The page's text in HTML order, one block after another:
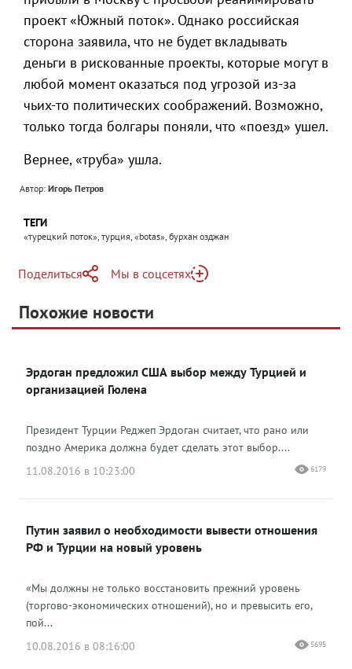
проект «Южный поток». Однако российская
сторона заявила, что не будет вкладывать
деньги в рискованные проекты, которые могут в
любой момент оказаться под угрозой из-за
чьих-то политических соображений. Возможно,
только тогда болгары поняли, что «поезд» ушел.
Вернее, «труба» ушла.
Автор: Игорь Петров
ТЕГИ
«турецкий поток», турция, «botas», бурхан озджан
Поделиться
Telegram
Одноклассники
Мы в соцсетях
Яндекс Дзен
Похожие новости
Эрдоган предложил США выбор между Турцией и
организацией Гюлена
Президент Турции Реджеп Эрдоган считает, что рано или
поздно Америка должна будет сделать этот выбор....
11.08.2016 в 10:23:00
6179
Путин заявил о необходимости вывести отношения
РФ и Турции на новый уровень
«Мы должны не только восстановить прежний уровень
(торгово-экономических отношений), но и превысить его,
пой...
10.08.2016 в 08:16:00
5695